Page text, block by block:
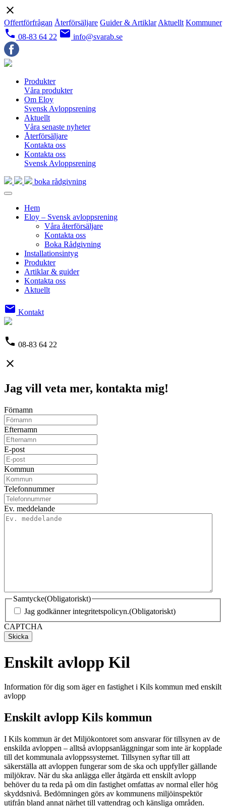
close
Offertförfrågan Återförsäljare Guider & Artiklar Aktuellt Kommuner
local_phone 08-83 64 22 email info@svarab.se
Produkter
Våra produkter
Om Eloy
Svensk Avloppsrening
Aktuellt
Våra senaste nyheter
Återförsäljare
Kontakta oss
Kontakta oss
Svensk Avloppsrening
boka rådgivning
Hem
Eloy – Svensk avloppsrening
Våra återförsäljare
Kontakta oss
Boka Rådgivning
Installationsintyg
Produkter
Artiklar & guider
Kontakta oss
Aktuellt
email Kontakt
phone 08-83 64 22
close
Jag vill veta mer, kontakta mig!
Förnamn
Efternamn
E-post
Kommun
Telefonnummer
Ev. meddelande
Samtycke(Obligatoriskt)
Jag godkänner integritetspolicyn.(Obligatoriskt)
CAPTCHA
Enskilt avlopp Kil
Information för dig som äger en fastighet i Kils kommun med enskilt
avlopp
Enskilt avlopp Kils kommun
I Kils kommun är det Miljökontoret som ansvarar för tillsynen av de
enskilda avloppen – alltså avloppsanläggningar som inte är kopplade
till det kommunala avloppssystemet. Tillsynen syftar till att
säkerställa att avloppen fungerar som de ska och uppfyller gällande
miljökrav. När du ska anlägga eller åtgärda ett enskilt avlopp
behöver du ta reda på om din fastighet omfattas av normal eller hög
skyddsnivå. Bedömningen görs av kommunens miljöinspektör
utifrån bland annat närhet till vattendrag och känsliga områden.